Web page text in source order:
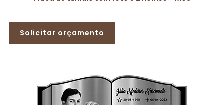
Solicitar orçamento